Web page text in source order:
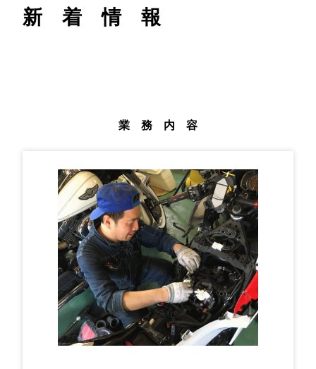
新 着 情 報
業 務 内 容